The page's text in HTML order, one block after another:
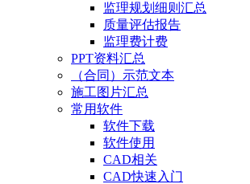
监理规划细则汇总
质量评估报告
监理费计费
PPT资料汇总
（合同）示范文本
施工图片汇总
常用软件
软件下载
软件使用
CAD相关
CAD快速入门